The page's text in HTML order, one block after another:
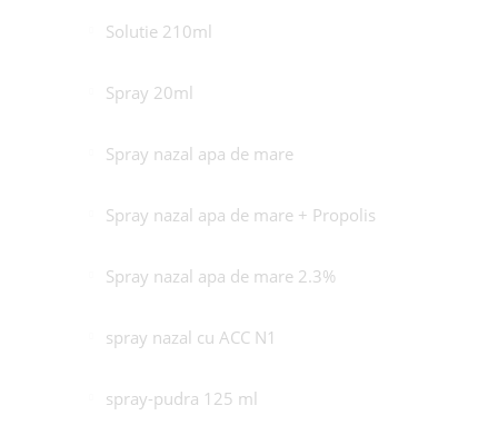
Solutie 210ml
Spray 20ml
Spray nazal apa de mare
Spray nazal apa de mare + Propolis
Spray nazal apa de mare 2.3%
spray nazal cu ACC N1
spray-pudra 125 ml